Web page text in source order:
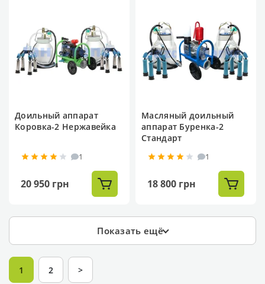
Доильный аппарат
Коровка-2 Нержавейка
1
20 950 грн
Масляный доильный
аппарат Буренка-2
Стандарт
1
18 800 грн
Показать ещё
1 2 >